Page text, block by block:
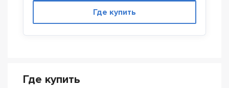
Где купить
Где купить